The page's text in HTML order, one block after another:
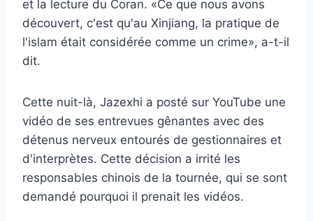
et la lecture du Coran. «Ce que nous avons
découvert, c'est qu'au Xinjiang, la pratique de
l'islam était considérée comme un crime», a-t-il
dit.
Cette nuit-là, Jazexhi a posté sur YouTube une
vidéo de ses entrevues gênantes avec des
détenus nerveux entourés de gestionnaires et
d'interprètes. Cette décision a irrité les
responsables chinois de la tournée, qui se sont
demandé pourquoi il prenait les vidéos.